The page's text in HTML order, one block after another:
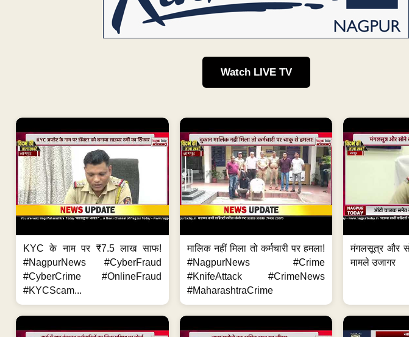
Watch LIVE TV
KYC के नाम पर ₹7.5 लाख साफ!
#NagpurNews #CyberFraud
#CyberCrime #OnlineFraud
#KYCScam...
मालिक नहीं मिला तो कर्मचारी पर हमला!
#NagpurNews #Crime
#KnifeAttack #CrimeNews
#MaharashtraCrime
मंगलसूत्र और
मामले उजागर